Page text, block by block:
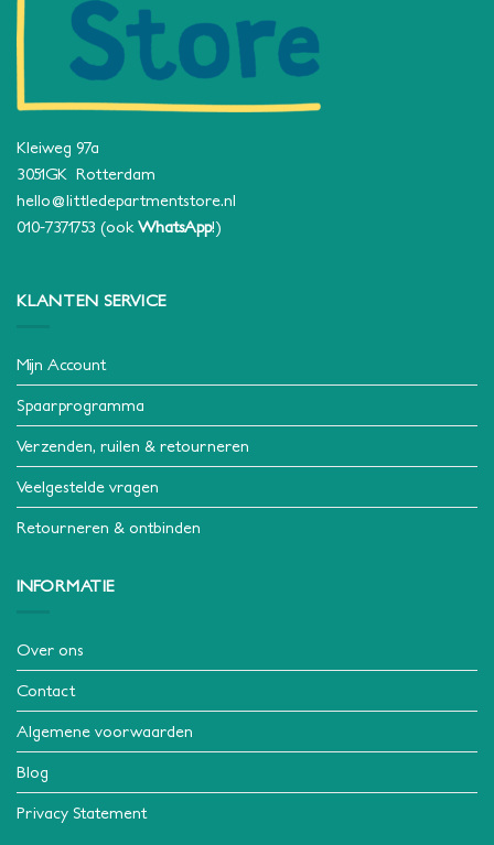
Kleiweg 97a
3051GK Rotterdam
hello@littledepartmentstore.nl
010-7371753 (ook WhatsApp!)
KLANTEN SERVICE
Mijn Account
Spaarprogramma
Verzenden, ruilen & retourneren
Veelgestelde vragen
Retourneren & ontbinden
INFORMATIE
Over ons
Contact
Algemene voorwaarden
Blog
Privacy Statement